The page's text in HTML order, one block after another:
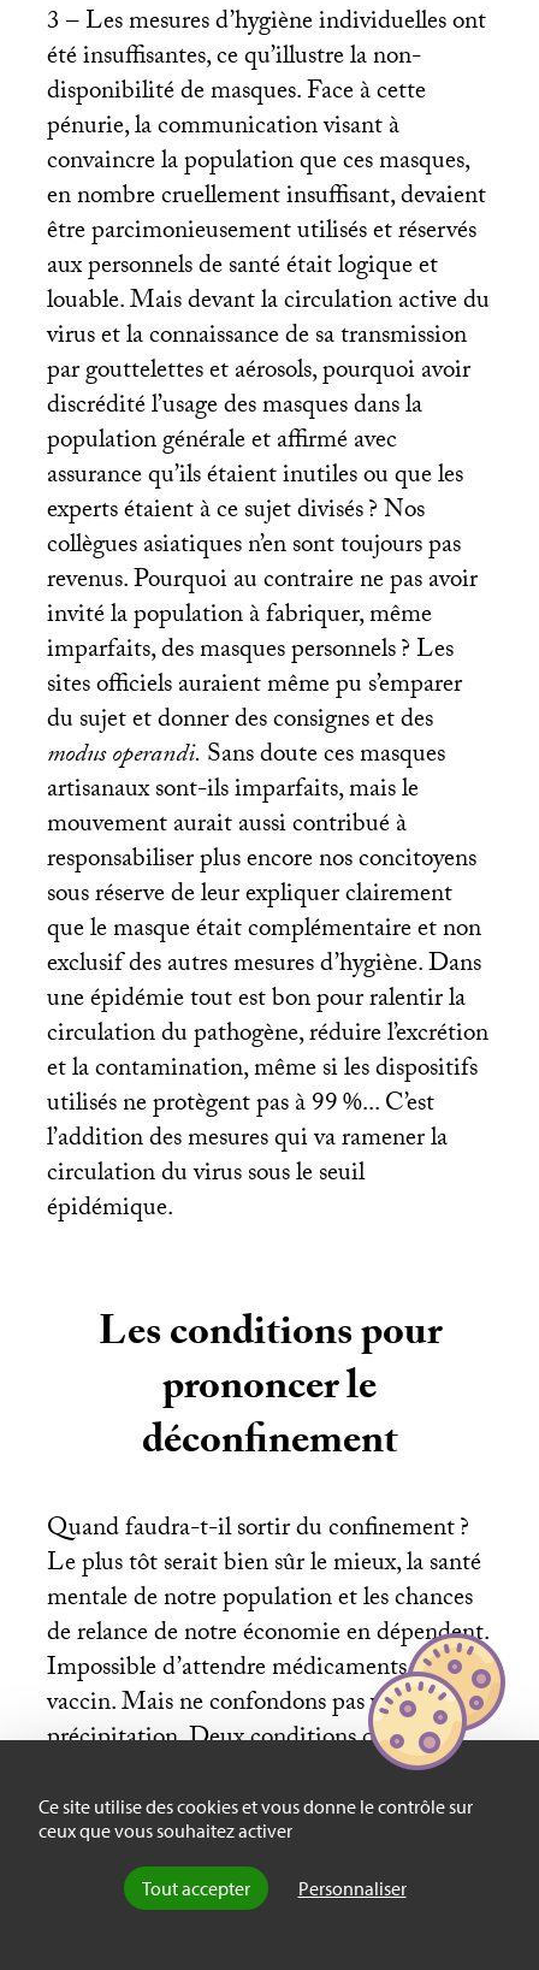
Ce site utilise des cookies et vous donne le contrôle sur
ceux que vous souhaitez activer
Tout accepter Personnaliser
3 – Les mesures d’hygiène individuelles ont
été insuffisantes, ce qu’illustre la non-
disponibilité de masques. Face à cette
pénurie, la communication visant à
convaincre la population que ces masques,
en nombre cruellement insuffisant, devaient
être parcimonieusement utilisés et réservés
aux personnels de santé était logique et
louable. Mais devant la circulation active du
virus et la connaissance de sa transmission
par gouttelettes et aérosols, pourquoi avoir
discrédité l’usage des masques dans la
population générale et affirmé avec
assurance qu’ils étaient inutiles ou que les
experts étaient à ce sujet divisés? Nos
collègues asiatiques n’en sont toujours pas
revenus. Pourquoi au contraire ne pas avoir
invité la population à fabriquer, même
imparfaits, des masques personnels? Les
sites officiels auraient même pu s’emparer
du sujet et donner des consignes et des
modus operandi. Sans doute ces masques
artisanaux sont-ils imparfaits, mais le
mouvement aurait aussi contribué à
responsabiliser plus encore nos concitoyens
sous réserve de leur expliquer clairement
que le masque était complémentaire et non
exclusif des autres mesures d’hygiène. Dans
une épidémie tout est bon pour ralentir la
circulation du pathogène, réduire l’excrétion
et la contamination, même si les dispositifs
utilisés ne protègent pas à 99%... C’est
l’addition des mesures qui va ramener la
circulation du virus sous le seuil
épidémique.
Les conditions pour
prononcer le
déconfinement
Quand faudra-t-il sortir du confinement?
Le plus tôt serait bien sûr le mieux, la santé
mentale de notre population et les chances
de relance de notre économie en dépendent.
Impossible d’attendre médicaments et
vaccin. Mais ne confondons pas vitesse et
précipitation. Deux conditions doivent
absolument être réunies, elles sont affaire de
bon sens, plus même que de science :
Sommes-nous clairement sortis du pic